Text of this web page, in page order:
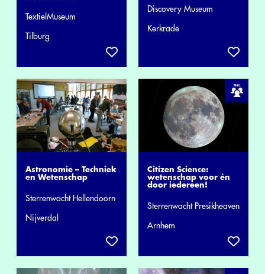
TextielMuseum
Tilburg
Discovery Museum
Kerkrade
Astronomie – Techniek
en Wetenschap
Sterrenwacht Hellendoorn
Nijverdal
Citizen Science:
wetenschap voor én
door iedereen!
Sterrenwacht Presikheaven
Arnhem